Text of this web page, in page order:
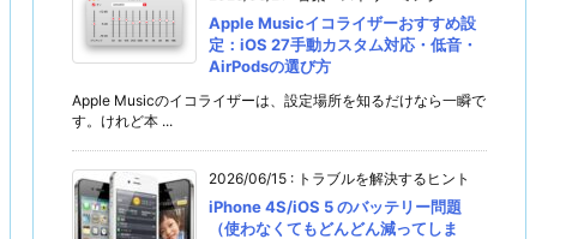
Apple Musicイコライザーおすすめ設
定：iOS 27手動カスタム対応・低音・
AirPodsの選び方
Apple Musicのイコライザーは、設定場所を知るだけなら一瞬で
す。けれど本 ...
2026/06/15 : トラブルを解決するヒント
iPhone 4S/iOS 5 のバッテリー問題
（使わなくてもどんどん減ってしま